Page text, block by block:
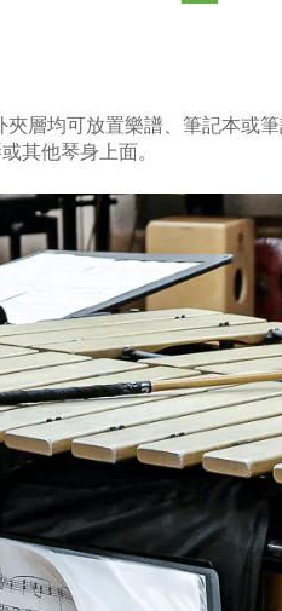
層均可放置樂譜、筆記本或
其他琴身上面。